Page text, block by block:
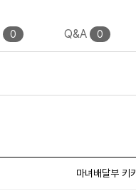
0 Q&A 0
마녀배달부 키키